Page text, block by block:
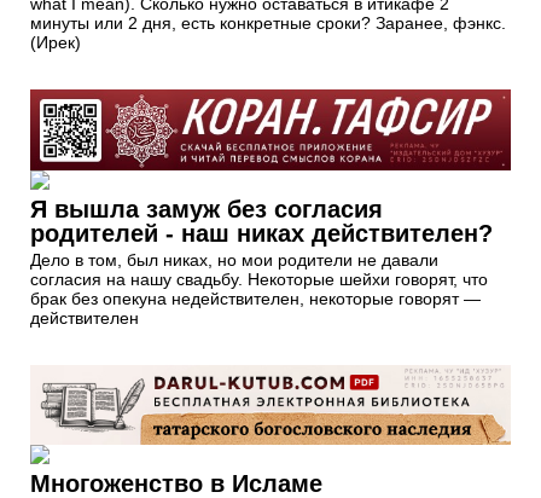
what I mean). Сколько нужно оставаться в итикафе 2
минуты или 2 дня, есть конкретные сроки? Заранее, фэнкс.
(Ирек)
Я вышла замуж без согласия
родителей - наш никах действителен?
Дело в том, был никах, но мои родители не давали
согласия на нашу свадьбу. Некоторые шейхи говорят, что
брак без опекуна недействителен, некоторые говорят —
действителен
Многоженство в Исламе